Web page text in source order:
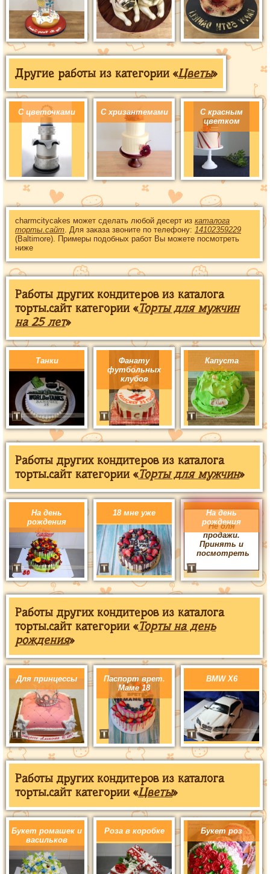
Другие работы из категории «Цветы»
С цветочками С хризантемами
С красным
цветком
charmcitycakes может сделать любой десерт из каталога
торты.сайт . Для заказа звоните по телефону: 14102359229
(Baltimore). Примеры подобных работ Вы можете посмотреть
ниже
Работы других кондитеров из каталога
торты.сайт категории «Торты для мужчин
на 25 лет»
Танки
Фанату
футбольных
клубов
Капуста
Работы других кондитеров из каталога
торты.сайт категории «Торты для мужчин»
На день
рождения
18 мне уже
На день
рождения
Не для
продажи.
Принять и
посмотреть
Работы других кондитеров из каталога
торты.сайт категории «Торты на день
рождения»
Для принцессы
Паспорт врет.
Маме 18
BMW X6
Работы других кондитеров из каталога
торты.сайт категории «Цветы»
Букет ромашек и
васильков
Роза в коробке Букет роз